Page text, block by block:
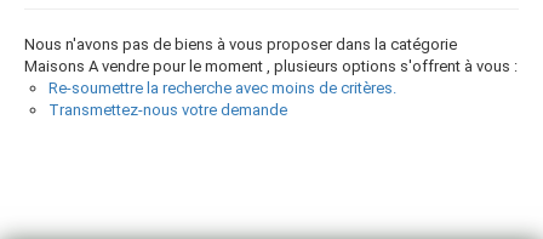
Nous n'avons pas de biens à vous proposer dans la catégorie
Maisons A vendre pour le moment , plusieurs options s'offrent à vous :
Re-soumettre la recherche avec moins de critères.
Transmettez-nous votre demande